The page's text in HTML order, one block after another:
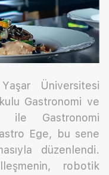
Üniversitesi
Gastronomi ve
ile Gastronomi
Ege, bu sene
düzenlendi.
robotik